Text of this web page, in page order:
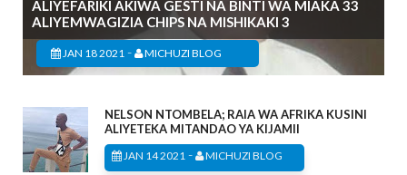
ALIYEFARIKI AKIWA GESTI NA BINTI WA MIAKA 33
ALIYEMWAGIZIA CHIPS NA MISHIKAKI 3
JAN 18 2021 - MICHUZI BLOG
NELSON NTOMBELA; RAIA WA AFRIKA KUSINI
ALIYETEKA MITANDAO YA KIJAMII
JAN 14 2021 - MICHUZI BLOG